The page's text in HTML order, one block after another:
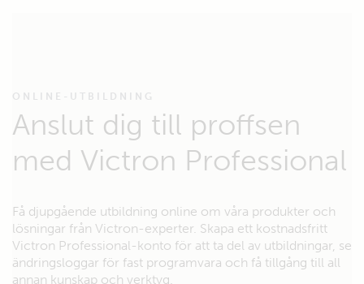
ONLINE-UTBILDNING
Anslut dig till proffsen
med Victron Professional
Få djupgående utbildning online om våra produkter och
lösningar från Victron-experter. Skapa ett kostnadsfritt
Victron Professional-konto för att ta del av utbildningar, se
ändringsloggar för fast programvara och få tillgång till all
annan kunskap och verktyg.